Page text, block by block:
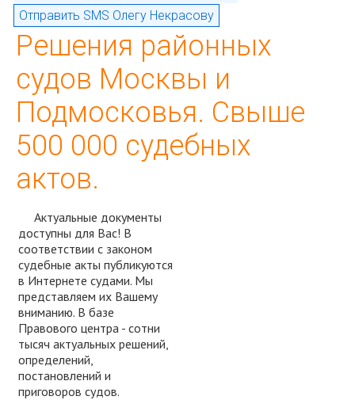
Решения районных
судов Москвы и
Подмосковья. Свыше
500 000 судебных
актов.
Актуальные документы
доступны для Вас! В
соответствии с законом
судебные акты публикуются
в Интернете судами. Мы
представляем их Вашему
вниманию. В базе
Правового центра - сотни
тысяч актуальных решений,
определений,
постановлений и
приговоров судов.